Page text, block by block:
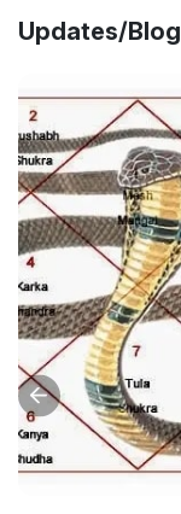
Updates/